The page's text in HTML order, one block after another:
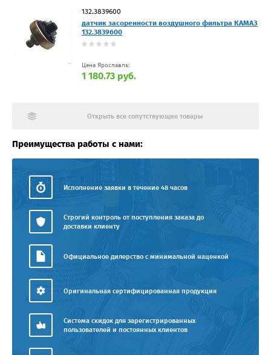
132.3839600
датчик засоренности воздушного фильтра КАМАЗ
132.3839600
Цена Ярославль:
1 180.73 руб.
Открыть все сопутствующие товары
Преимущества работы с нами:
Исполнение заявки в течение 48 часов
Строгий контроль от поступления заказа до
доставки клиенту
Официальное дилерство с минимальной наценкой
Оригинальная сертифицированная продукция
Система скидок для зарегистрированных
пользователей и постоянных клиентов